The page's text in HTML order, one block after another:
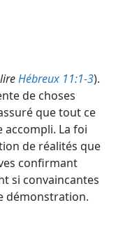
lireHébreux 11:1-3).
de choses
que tout ce
La foi
de réalités que
confirmant
si convaincantes
démonstration.